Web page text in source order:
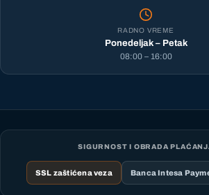
RADNO VREME
Ponedeljak – Petak
08:00 – 16:00
SIGURNOST I OBRADA
SSL zaštićena veza Banca Intesa